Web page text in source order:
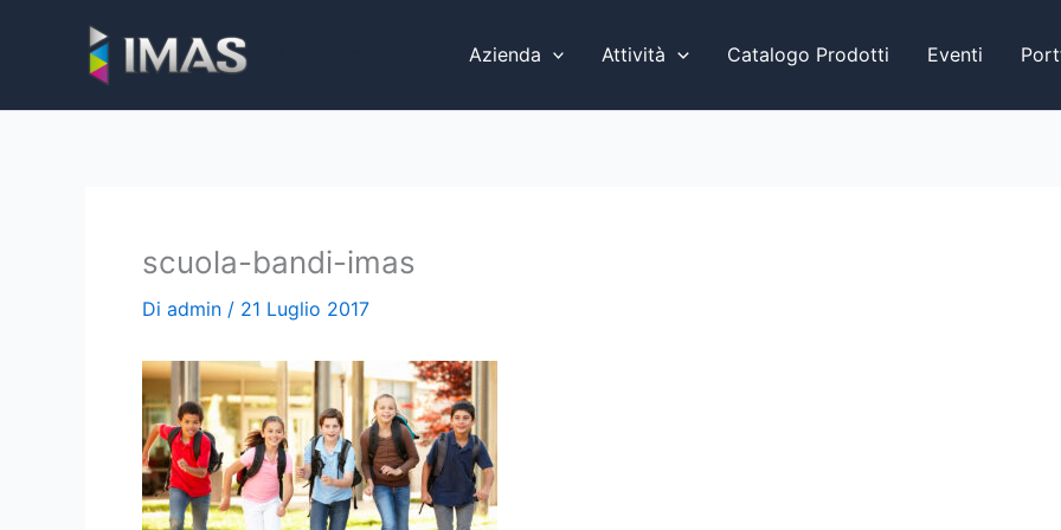
contenuto
Azienda Attività Catalogo Prodotti Eventi
scuola-bandi-imas
Di admin / 21 Luglio 2017